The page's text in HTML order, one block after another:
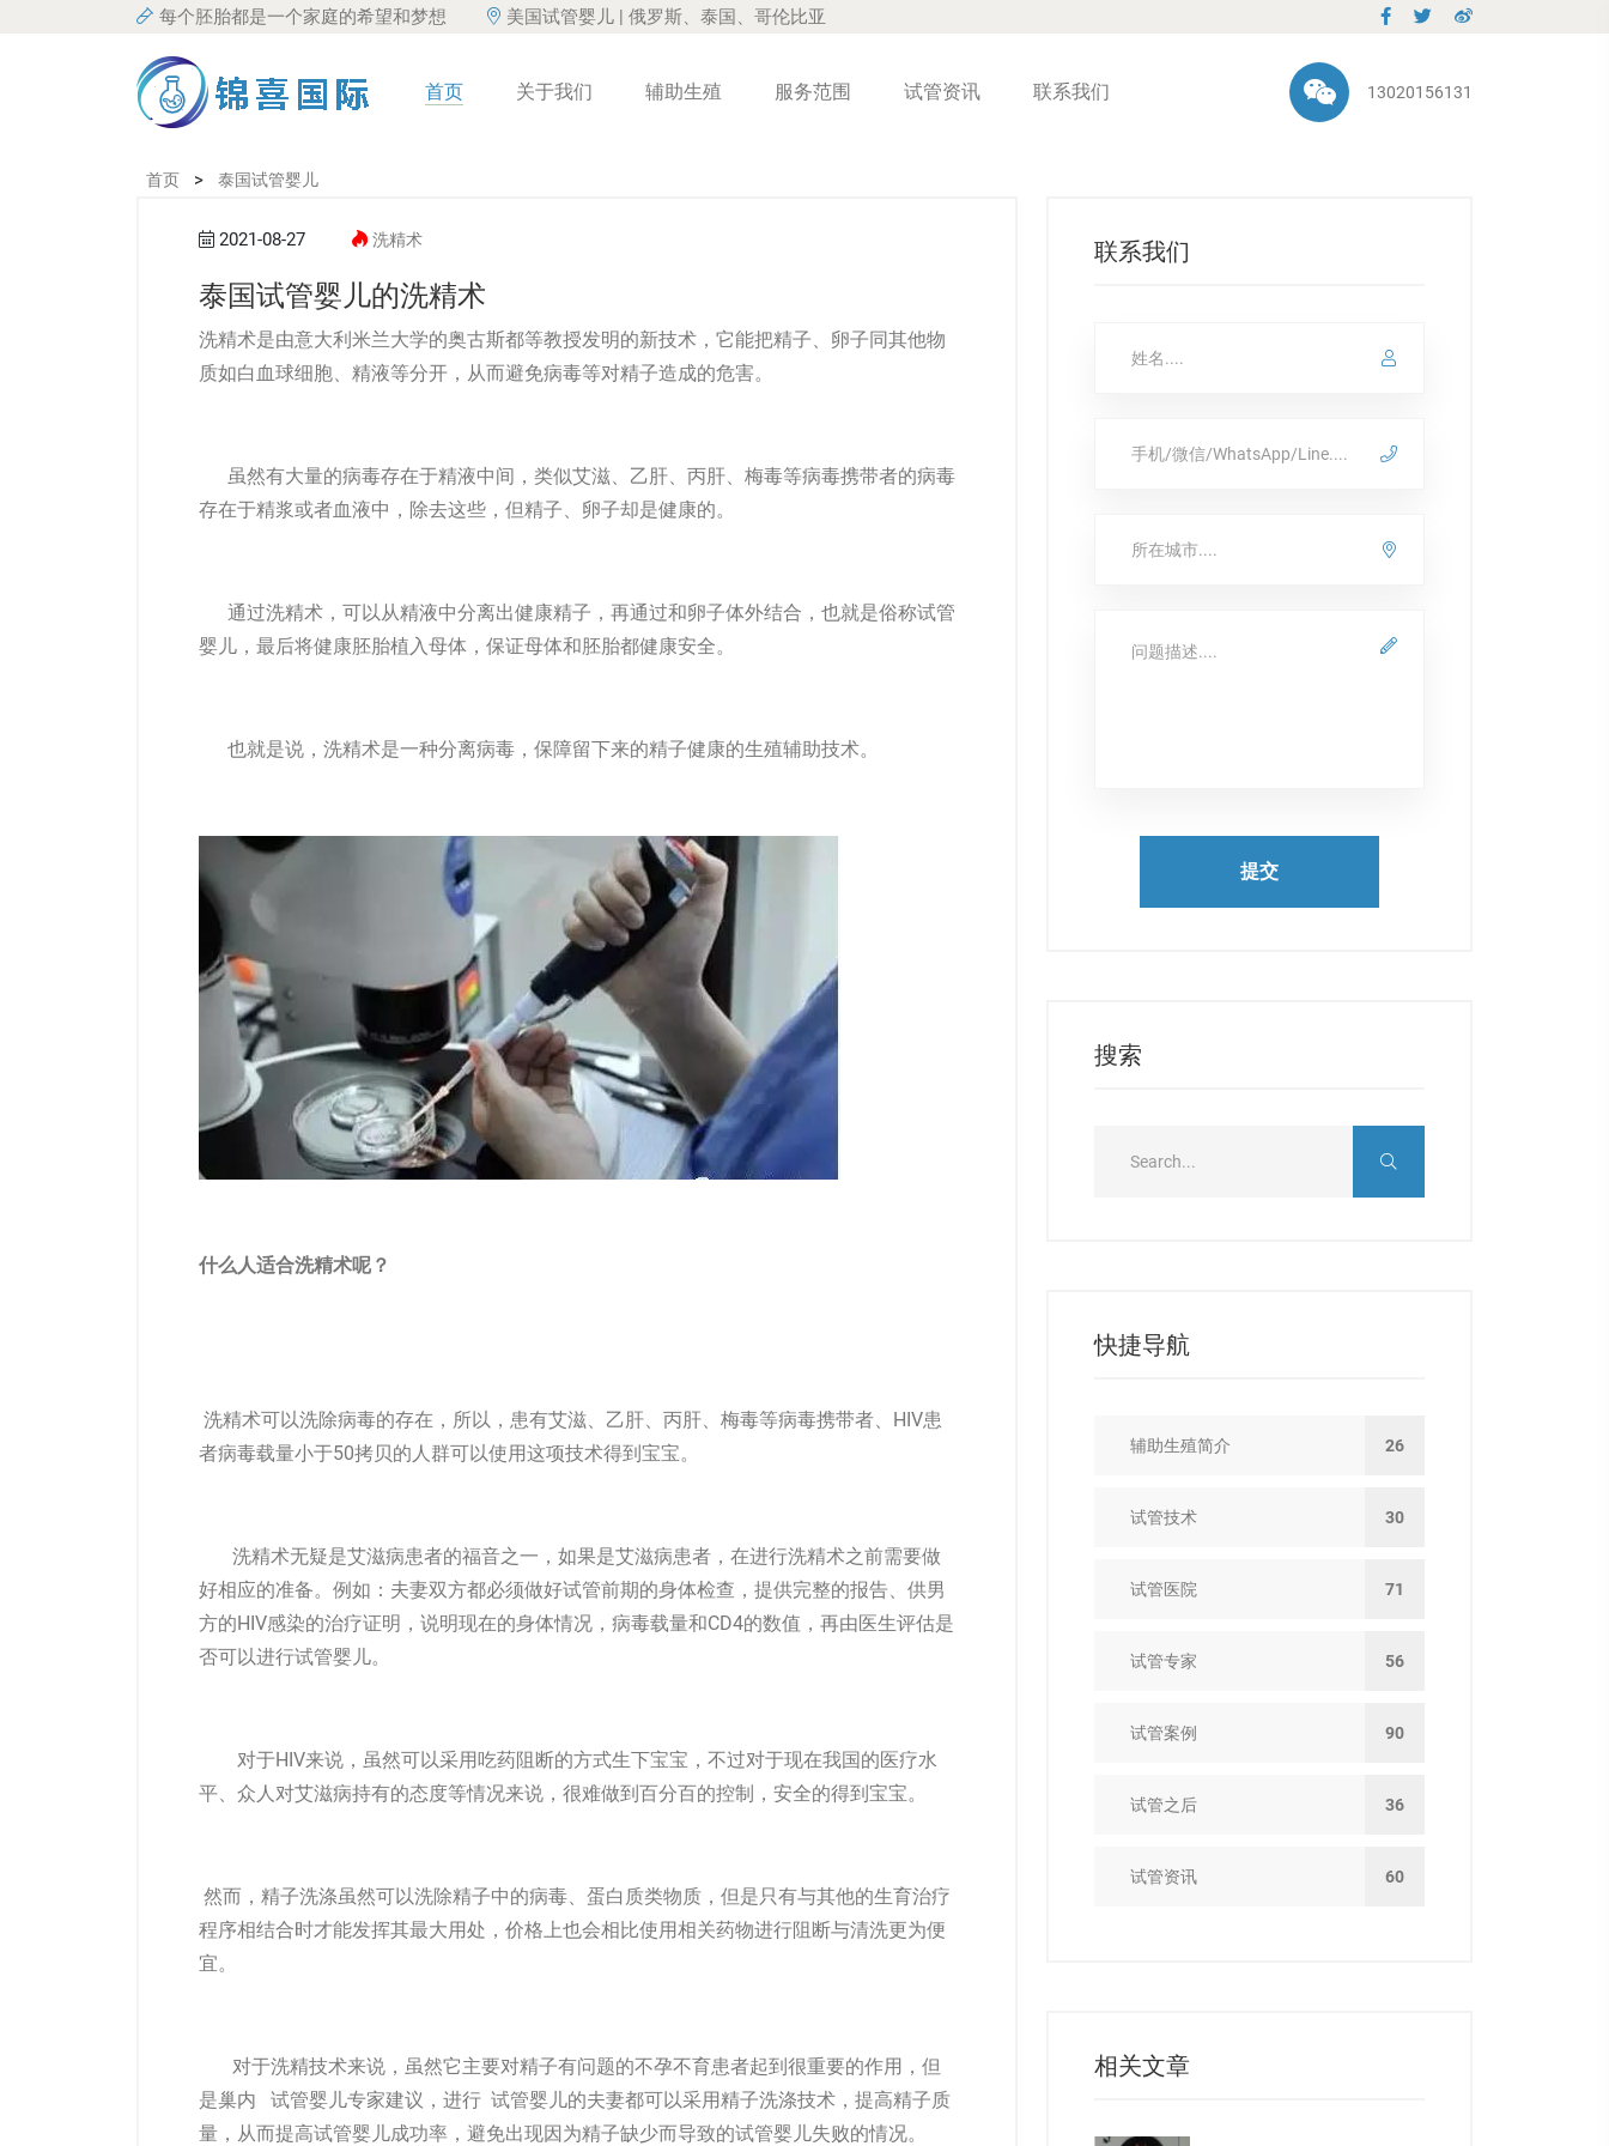
每个胚胎都是一个家庭的希望和梦想 美国试管婴儿 | 俄罗斯、泰国、哥伦比亚
首页 关于我们 辅助生殖 服务范围 试管资讯 联系我们 13020156131
首页 > 泰国试管婴儿
2021-08-27 洗精术
泰国试管婴儿的洗精术
洗精术是由意大利米兰大学的奥古斯都等教授发明的新技术，它能把精子、卵子同其他物
质如白血球细胞、精液等分开，从而避免病毒等对精子造成的危害。
虽然有大量的病毒存在于精液中间，类似艾滋、乙肝、丙肝、梅毒等病毒携带者的病毒
存在于精浆或者血液中，除去这些，但精子、卵子却是健康的。
通过洗精术，可以从精液中分离出健康精子，再通过和卵子体外结合，也就是俗称试管
婴儿 ，最后将健康胚胎植入母体，保证母体和胚胎都健康安全。
也就是说，洗精术是一种分离病毒，保障留下来的精子健康的生殖辅助技术。
什么人适合洗精术呢？
洗精术可以洗除病毒的存在，所以，患有艾滋、乙肝、丙肝、梅毒等病毒携带者、HIV患
者病毒载量小于50拷贝的人群可以使用这项技术得到宝宝。
洗精术无疑是艾滋病患者的福音之一，如果是艾滋病患者，在进行洗精术之前需要做
好相应的准备。例如：夫妻双方都必须做好试管前期的身体检查，提供完整的报告、供男
方的HIV感染的治疗证明，说明现在的身体情况，病毒载量和CD4的数值，再由医生评估是
否可以进行试管婴儿。
对于HIV来说，虽然可以采用吃药阻断的方式生下宝宝，不过对于现在我国的医疗水
平、众人对艾滋病持有的态度等情况来说，很难做到百分百的控制，安全的得到宝宝。
然而，精子洗涤虽然可以洗除精子中的病毒、蛋白质类物质，但是只有与其他的生育治疗
程序相结合时才能发挥其最大用处，价格上也会相比使用相关药物进行阻断与清洗更为便
宜。
对于洗精技术来说，虽然它主要对精子有问题的不孕不育患者起到很重要的作用，但
是巢内 试管婴儿专家建议，进行 试管婴儿的夫妻都可以采用精子洗涤技术，提高精子质
量，从而提高试管婴儿成功率，避免出现因为精子缺少而导致的试管婴儿失败的情况。
联系我们
提交
搜索
快捷导航
辅助生殖简介 26
试管技术 30
试管医院 71
试管专家 56
试管案例 90
试管之后 36
试管资讯 60
相关文章